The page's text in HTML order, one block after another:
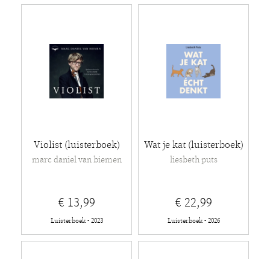
Violist (luisterboek)
marc daniel van biemen
€ 13,99
Luisterboek - 2023
Wat je kat (luisterboek)
liesbeth puts
€ 22,99
Luisterboek - 2026